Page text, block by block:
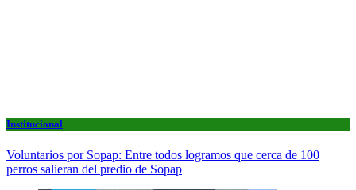
Institucional
Voluntarios por Sopap: Entre todos logramos que cerca de 100
perros salieran del predio de Sopap